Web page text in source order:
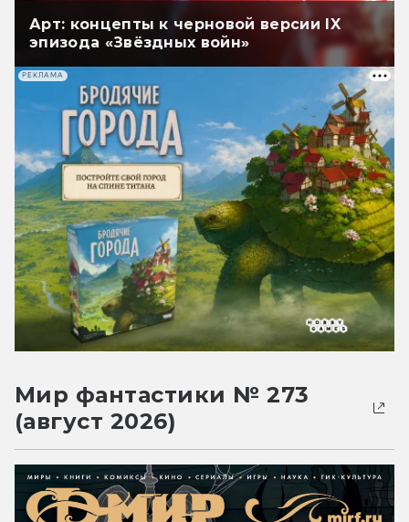
Арт: концепты к черновой версии IX
эпизода «Звёздных войн»
РЕКЛАМА
Мир фантастики № 273
(август 2026)